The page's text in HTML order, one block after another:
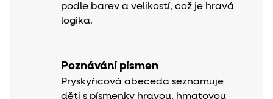
podle barev a velikostí, což je hravá
logika.
Poznávání písmen
Pryskyřicová abeceda seznamuje
děti s písmenky hravou, hmatovou